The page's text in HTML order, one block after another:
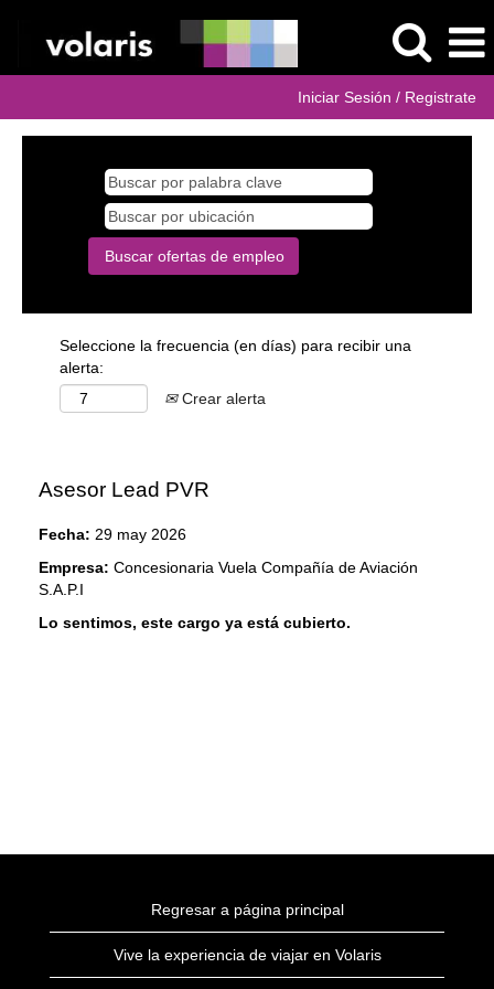
Iniciar Sesión / Registrate
Seleccione la frecuencia (en días) para recibir una
alerta:
Crear alerta
Asesor Lead PVR
Fecha: 29 may 2026
Empresa: Concesionaria Vuela Compañía de Aviación
S.A.P.I
Lo sentimos, este cargo ya está cubierto.
Regresar a página principal
Vive la experiencia de viajar en Volaris